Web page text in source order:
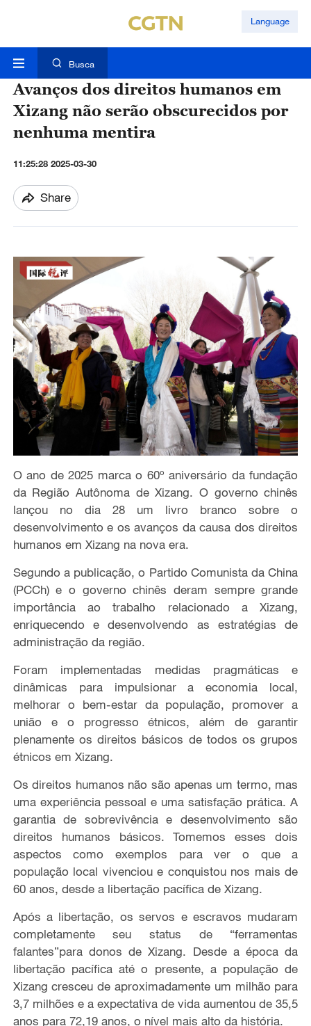
Language
Busca
Avanços dos direitos humanos em
Xizang não serão obscurecidos por
nenhuma mentira
11:25:28 2025-03-30
Share
O ano de 2025 marca o 60º aniversário da fundação
da Região Autônoma de Xizang. O governo chinês
lançou no dia 28 um livro branco sobre o
desenvolvimento e os avanços da causa dos direitos
humanos em Xizang na nova era.
Segundo a publicação, o Partido Comunista da China
(PCCh) e o governo chinês deram sempre grande
importância ao trabalho relacionado a Xizang,
enriquecendo e desenvolvendo as estratégias de
administração da região.
Foram implementadas medidas pragmáticas e
dinâmicas para impulsionar a economia local,
melhorar o bem-estar da população, promover a
união e o progresso étnicos, além de garantir
plenamente os direitos básicos de todos os grupos
étnicos em Xizang.
Os direitos humanos não são apenas um termo, mas
uma experiência pessoal e uma satisfação prática. A
garantia de sobrevivência e desenvolvimento são
direitos humanos básicos. Tomemos esses dois
aspectos como exemplos para ver o que a
população local vivenciou e conquistou nos mais de
60 anos, desde a libertação pacífica de Xizang.
Após a libertação, os servos e escravos mudaram
completamente seu status de “ferramentas
falantes”para donos de Xizang. Desde a época da
libertação pacífica até o presente, a população de
Xizang cresceu de aproximadamente um milhão para
3,7 milhões e a expectativa de vida aumentou de 35,5
anos para 72,19 anos, o nível mais alto da história.